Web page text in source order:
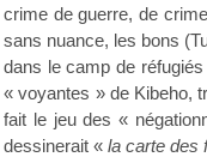
crime de guerre, de
sans nuance, les bons
dans le camp de
« voyantes » de Kibeho,
fait le jeu des «
dessinerait « la carte des